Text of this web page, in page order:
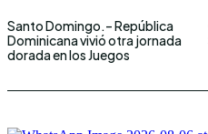
Santo Domingo.– República
Dominicana vivió otra jornada
dorada en los Juegos
Centroamericanos y del Caribe
Santo Domingo 2026, con los